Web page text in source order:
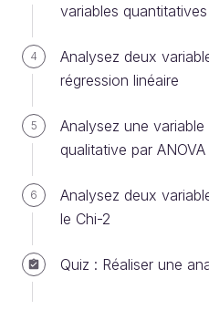
variables quantitatives
4
Analysez deux
régression linéaire
5
Analysez une
qualitative par ANOVA
6
Analysez deux
le Chi-2
Quiz : Réaliser une